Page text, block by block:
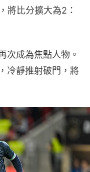
將比分擴大為2：
次成為焦點人物。
冷靜推射破門，將